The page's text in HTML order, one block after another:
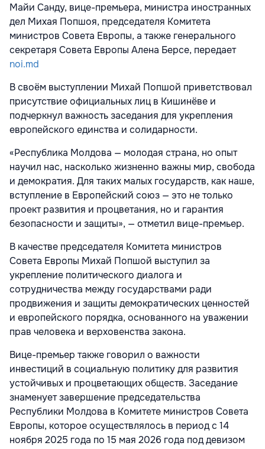
Майи Санду, вице-премьера, министра иностранных
дел Михая Попшоя, председателя Комитета
министров Совета Европы, а также генерального
секретаря Совета Европы Алена Берсе, передает
noi.md
В своём выступлении Михай Попшой приветствовал
присутствие официальных лиц в Кишинёве и
подчеркнул важность заседания для укрепления
европейского единства и солидарности.
«Республика Молдова — молодая страна, но опыт
научил нас, насколько жизненно важны мир, свобода
и демократия. Для таких малых государств, как наше,
вступление в Европейский союз — это не только
проект развития и процветания, но и гарантия
безопасности и защиты», — отметил вице-премьер.
В качестве председателя Комитета министров
Совета Европы Михай Попшой выступил за
укрепление политического диалога и
сотрудничества между государствами ради
продвижения и защиты демократических ценностей
и европейского порядка, основанного на уважении
прав человека и верховенства закона.
Вице-премьер также говорил о важности
инвестиций в социальную политику для развития
устойчивых и процветающих обществ. Заседание
знаменует завершение председательства
Республики Молдова в Комитете министров Совета
Европы, которое осуществлялось в период с 14
ноября 2025 года по 15 мая 2026 года под девизом